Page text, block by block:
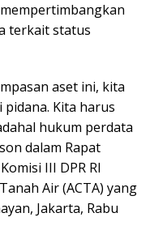
terkait status
aset ini, kita
Kita harus
hukum perdata
dalam Rapat
III DPR RI
Air (ACTA) yang
Jakarta, Rabu